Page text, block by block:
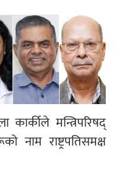
कार्कीले मन्त्रिपरिषद्
नाम राष्ट्रपतिसमक्ष